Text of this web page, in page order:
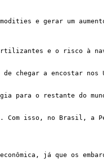
e gerar um
e o risco à
chegar a encostar nos
para o restante do
Com isso, no Brasil, a